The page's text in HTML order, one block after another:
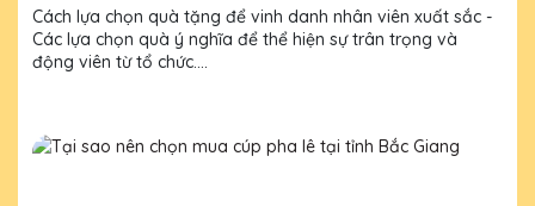
Cách lựa chọn quà tặng để vinh danh nhân viên xuất sắc -
Các lựa chọn quà ý nghĩa để thể hiện sự trân trọng và
động viên từ tổ chức....